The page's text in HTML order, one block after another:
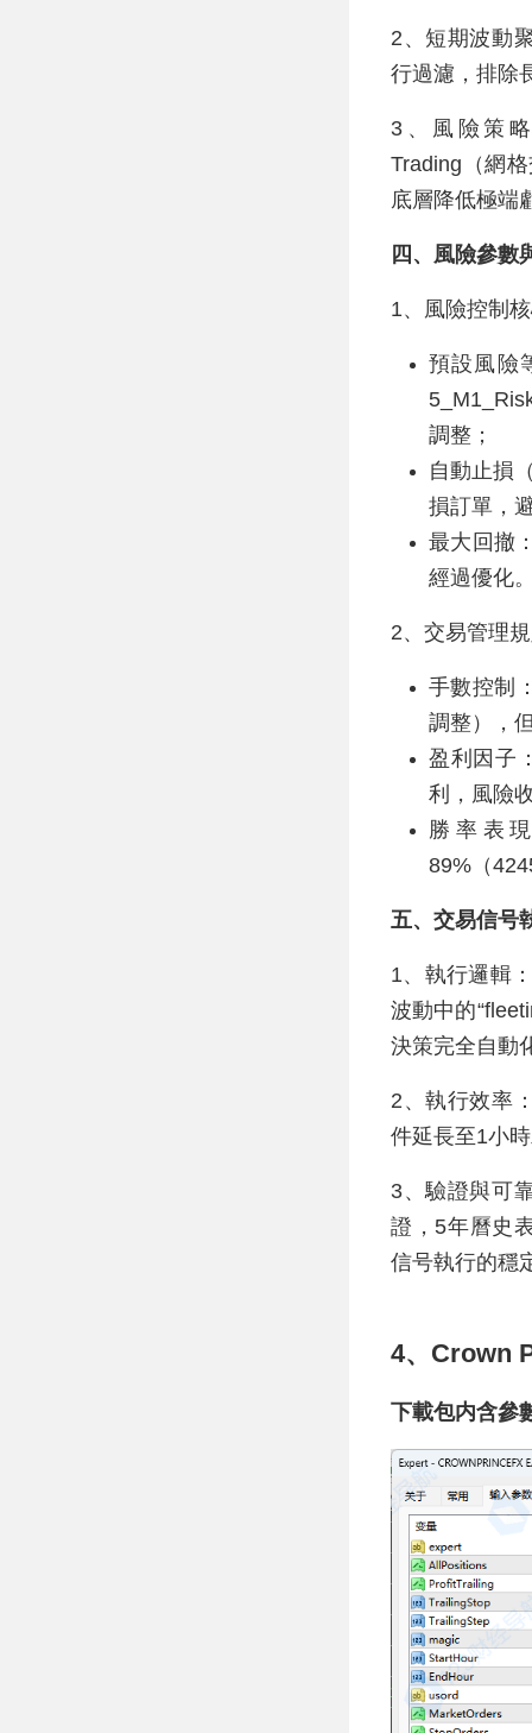
2、短期波動
行過濾，排除
3、風險策
Trading（網
底層降低極端
四、風險參數
1、風險控制
預設風險
調整；
自動止損
損訂單，
最大回撤
經過優化
2、交易管理
手數控制
調整），
盈利因子
利，風險
勝率表
89%（
五、交易信号
1、執行邏輯
波動中的
決策完全自動
2、執行效率
件延長至1小
3、驗證與可
證，5年曆史
信号執行的穩
4、Crown
下載包内含參